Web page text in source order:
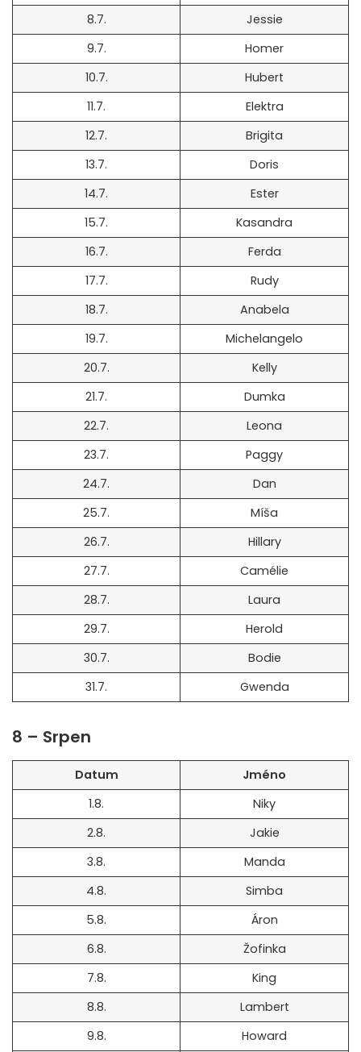
8.7.
Jessie
9.7.
Homer
10.7.
Hubert
11.7.
Elektra
12.7.
Brigita
13.7.
Doris
14.7.
Ester
15.7.
Kasandra
16.7.
Ferda
17.7.
Rudy
18.7.
Anabela
19.7.
Michelangelo
20.7.
Kelly
21.7.
Dumka
22.7.
Leona
23.7.
Paggy
24.7.
Dan
25.7.
Míša
26.7.
Hillary
27.7.
Camélie
28.7.
Laura
29.7.
Herold
30.7.
Bodie
31.7.
Gwenda
8 – Srpen
Datum
Jméno
1.8.
Niky
2.8.
Jakie
3.8.
Manda
4.8.
Simba
5.8.
Áron
6.8.
Žofinka
7.8.
King
8.8.
Lambert
9.8.
Howard